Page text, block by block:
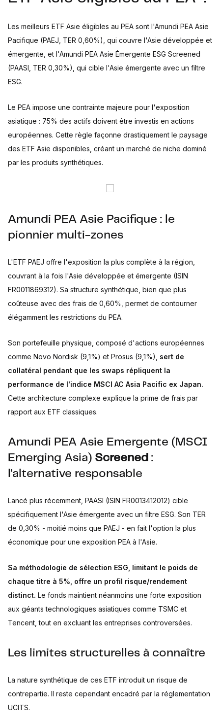
Les meilleurs ETF Asie éligibles au PEA sont l'Amundi PEA Asie
Pacifique (PAEJ, TER 0,60%), qui couvre l'Asie développée et
émergente, et l'Amundi PEA Asie Émergente ESG Screened
(PAASI, TER 0,30%), qui cible l'Asie émergente avec un filtre
ESG.
Le PEA impose une contrainte majeure pour l'exposition
asiatique : 75% des actifs doivent être investis en actions
européennes. Cette règle façonne drastiquement le paysage
des ETF Asie disponibles, créant un marché de niche dominé
par les produits synthétiques.
Amundi PEA Asie Pacifique : le
pionnier multi-zones
L'ETF PAEJ offre l'exposition la plus complète à la région,
couvrant à la fois l'Asie développée et émergente (ISIN
FR0011869312). Sa structure synthétique, bien que plus
coûteuse avec des frais de 0,60%, permet de contourner
élégamment les restrictions du PEA.
Son portefeuille physique, composé d'actions européennes
comme Novo Nordisk (9,1%) et Prosus (9,1%), sert de
collatéral pendant que les swaps répliquent la
performance de l'indice MSCI AC Asia Pacific ex Japan.
Cette architecture complexe explique la prime de frais par
rapport aux ETF classiques.
Amundi PEA Asie Emergente (MSCI
Emerging Asia) Screened :
l'alternative responsable
Lancé plus récemment, PAASI (ISIN FR0013412012) cible
spécifiquement l'Asie émergente avec un filtre ESG. Son TER
de 0,30% - moitié moins que PAEJ - en fait l'option la plus
économique pour une exposition PEA à l'Asie.
Sa méthodologie de sélection ESG, limitant le poids de
chaque titre à 5%, offre un profil risque/rendement
distinct. Le fonds maintient néanmoins une forte exposition
aux géants technologiques asiatiques comme TSMC et
Tencent, tout en excluant les entreprises controversées.
Les limites structurelles à connaître
La nature synthétique de ces ETF introduit un risque de
contrepartie. Il reste cependant encadré par la réglementation
UCITS.